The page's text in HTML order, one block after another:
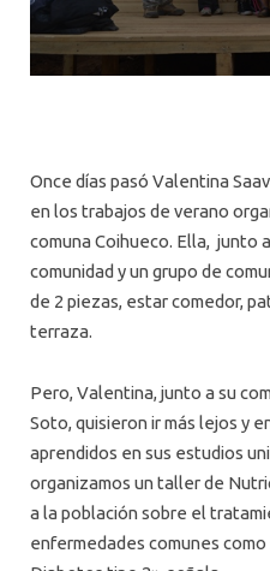
Once días pasó Valentina
en los trabajos de verano
comuna Coihueco. Ella, junto
comunidad y un grupo de
de 2 piezas, estar comedor,
terraza.
Pero, Valentina, junto a su
Soto, quisieron ir más lejos y
aprendidos en sus estudios
organizamos un taller de
a la población sobre el
enfermedades comunes